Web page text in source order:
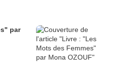
par